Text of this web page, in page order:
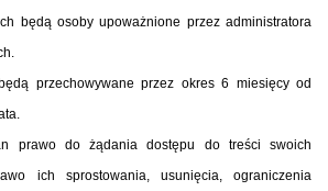
będą osoby upoważnione przez administratora
przechowywane przez okres 6 miesięcy od
prawo do żądania dostępu do treści swoich
ich sprostowania, usunięcia, ograniczenia